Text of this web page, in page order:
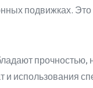
подвижках.
и использования